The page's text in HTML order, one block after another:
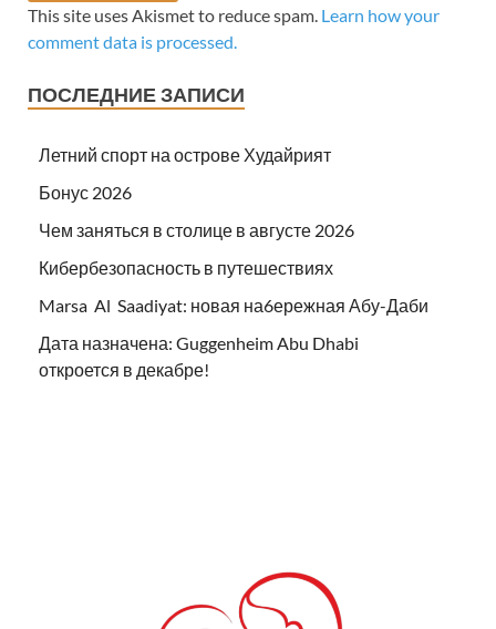
This site uses Akismet to reduce spam. Learn how your
comment data is processed.
ПОСЛЕДНИЕ ЗАПИСИ
Летний спорт на острове Худайрият
Бонус 2026
Чем заняться в столице в августе 2026
Кибербезопасность в путешествиях
Marsa Al Saadiyat: новая на6ережная Абу-Даби
Дата назначена: Guggenheim Abu Dhabi
откроется в декабре!